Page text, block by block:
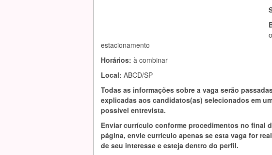
estacionamento
Horários: à combinar
Local: ABCD/SP
Todas as informações sobre a vaga serão
explicadas aos candidatos(as) selecionados em
possível entrevista.
Enviar currículo conforme procedimentos no final
página, envie currículo apenas se esta vaga for
de seu interesse e esteja dentro do perfil.